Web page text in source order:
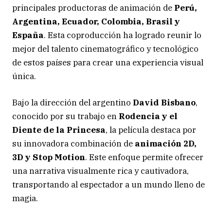
principales productoras de animación de Perú,
Argentina, Ecuador, Colombia, Brasil y
España. Esta coproducción ha logrado reunir lo
mejor del talento cinematográfico y tecnológico
de estos países para crear una experiencia visual
única.
Bajo la dirección del argentino David Bisbano,
conocido por su trabajo en Rodencia y el
Diente de la Princesa, la película destaca por
su innovadora combinación de animación 2D,
3D y Stop Motion. Este enfoque permite ofrecer
una narrativa visualmente rica y cautivadora,
transportando al espectador a un mundo lleno de
magia.